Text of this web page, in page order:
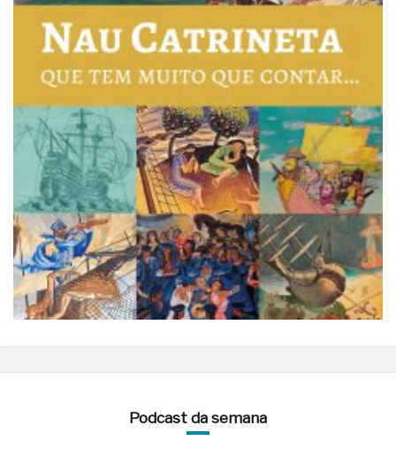
Podcast da semana